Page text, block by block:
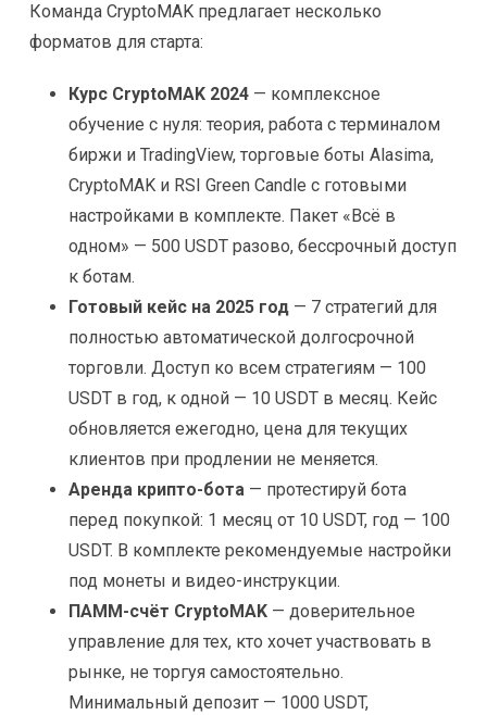
Команда CryptoMAK предлагает несколько
форматов для старта:
Курс CryptoMAK 2024 — комплексное
обучение с нуля: теория, работа с терминалом
биржи и TradingView, торговые боты Alasima,
CryptoMAK и RSI Green Candle с готовыми
настройками в комплекте. Пакет «Всё в
одном» — 500 USDT разово, бессрочный доступ
к ботам.
Готовый кейс на 2025 год — 7 стратегий для
полностью автоматической долгосрочной
торговли. Доступ ко всем стратегиям — 100
USDT в год, к одной — 10 USDT в месяц. Кейс
обновляется ежегодно, цена для текущих
клиентов при продлении не меняется.
Аренда крипто-бота — протестируй бота
перед покупкой: 1 месяц от 10 USDT, год — 100
USDT. В комплекте рекомендуемые настройки
под монеты и видео-инструкции.
ПАММ-счёт CryptoMAK — доверительное
управление для тех, кто хочет участвовать в
рынке, не торгуя самостоятельно.
Минимальный депозит — 1000 USDT,